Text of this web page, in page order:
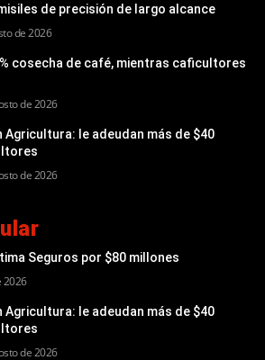
de precisión de largo alcance
de 2026
cosecha de café, mientras caficultores
de 2026
Agricultura: le adeudan más de $40
de 2026
Seguros por $80 millones
2026
Agricultura: le adeudan más de $40
de 2026